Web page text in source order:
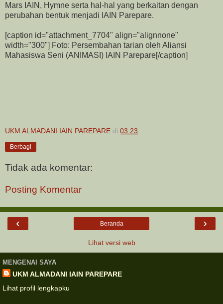
Mars IAIN, Hymne serta hal-hal yang berkaitan dengan
perubahan bentuk menjadi IAIN Parepare.
[caption id="attachment_7704" align="alignnone"
width="300"] Foto: Persembahan tarian oleh Aliansi
Mahasiswa Seni (ANIMASI) IAIN Parepare[/caption]
UKM ALMADANI IAIN PAREPARE di 03.23
Berbagi
Tidak ada komentar:
Posting Komentar
‹ ›
Beranda
Lihat versi web
MENGENAI SAYA
UKM ALMADANI IAIN PAREPARE
Lihat profil lengkapku